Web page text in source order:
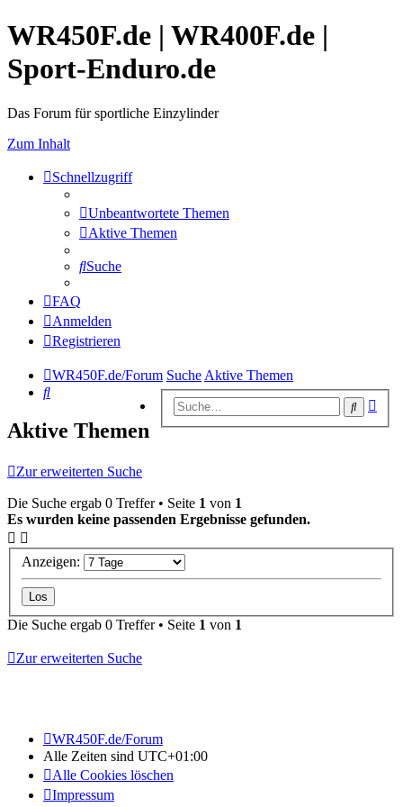
WR450F.de | WR400F.de |
Sport-Enduro.de
Das Forum für sportliche Einzylinder
Zum Inhalt
Schnellzugriff
Unbeantwortete Themen
Aktive Themen
Suche
FAQ
Anmelden
Registrieren
WR450F.de/Forum Suche Aktive Themen
Suche
Suche
Aktive Themen
Zur erweiterten Suche
Die Suche ergab 0 Treffer • Seite 1 von 1
Es wurden keine passenden Ergebnisse gefunden.
Anzeigen:
Die Suche ergab 0 Treffer • Seite 1 von 1
Zur erweiterten Suche
WR450F.de/Forum
Alle Zeiten sind UTC+01:00
Alle Cookies löschen
Impressum